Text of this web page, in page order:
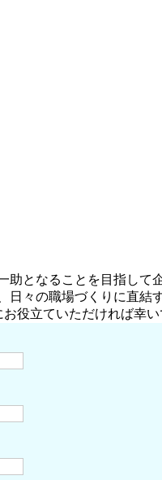
となることを目指して
々の職場づくりに直結
役立ていただければ幸い